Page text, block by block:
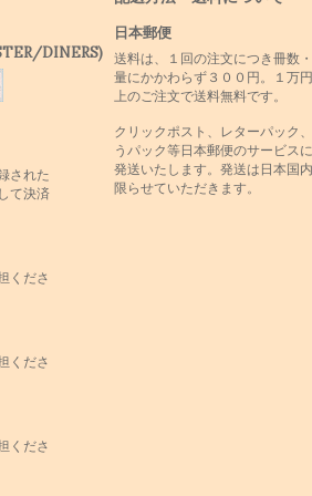
DINERS)
された
て決済
くださ
くださ
くださ
日本郵便
送料は、１回の注文につき冊数
量にかかわらず３００円。１万
上のご注文で送料無料です。
クリックポスト、レターパック
うパック等日本郵便のサービス
発送いたします。発送は日本国
限らせていただきます。